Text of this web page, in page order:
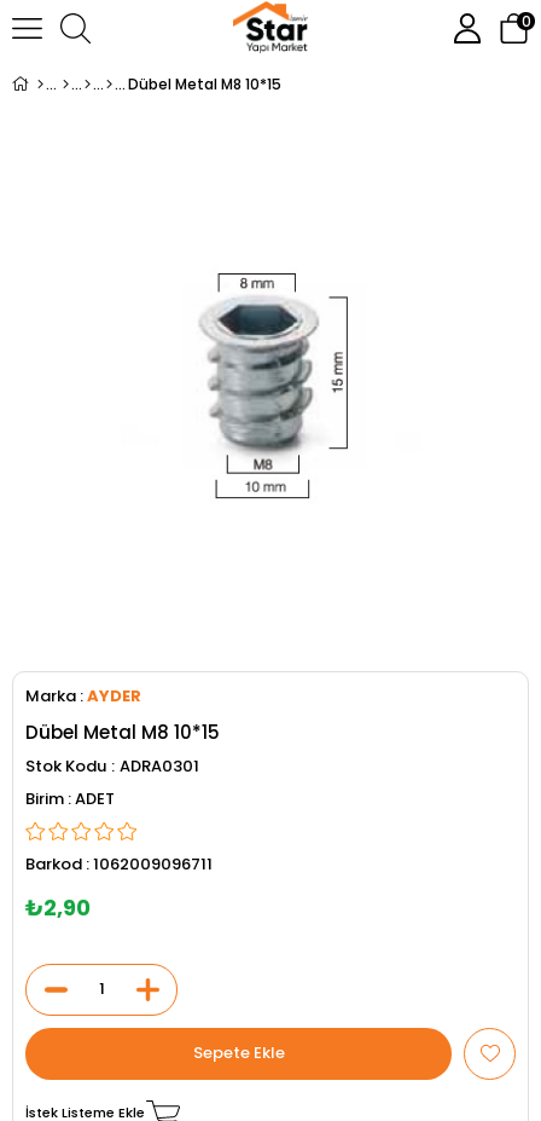
0
Dübel Metal M8 10*15
Marka :AYDER
Dübel Metal M8 10*15
Stok Kodu ADRA0301
ADET
Barkod :1062009096711
₺2,90
İstek Listeme Ekle